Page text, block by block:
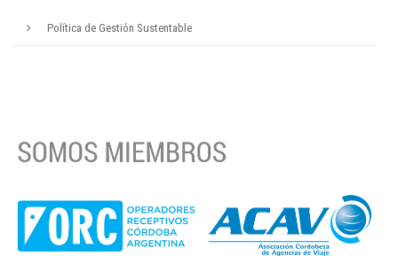
Política de Gestión Sustentable